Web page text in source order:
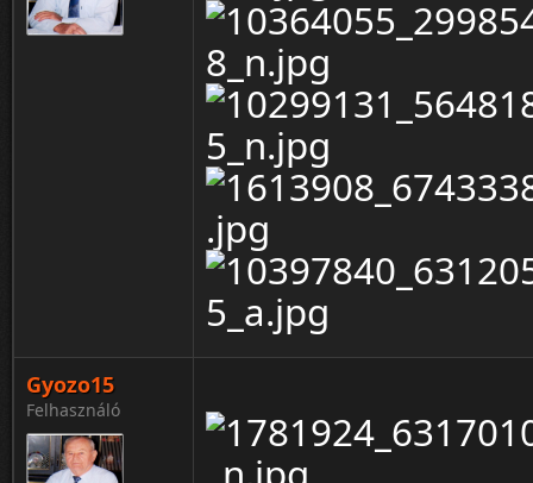
Gyozo15
Felhasználó